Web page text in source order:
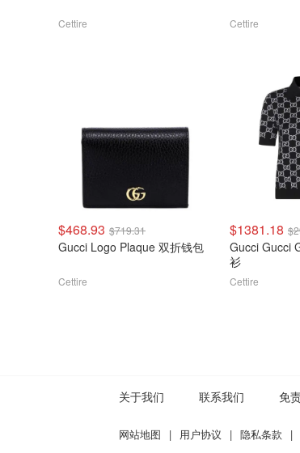
Cettire Cettire
$468.93 $719.31
Gucci Logo Plaque 双折钱包
Cettire
$1381.18
Gucci Gucci
衫
Cettire
关于我们 联系我们 免
网站地图 | 用户协议 | 隐私条款 |